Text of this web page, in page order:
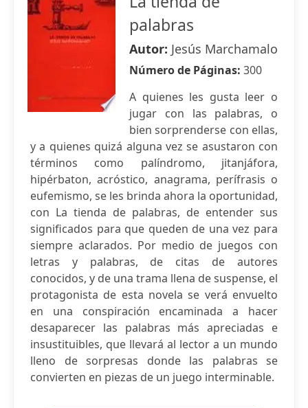
palabras
Autor: Jesús Marchamalo
Número de Páginas: 300
A quienes les gusta leer o
jugar con las palabras, o
bien sorprenderse con ellas,
y a quienes quizá alguna vez se asustaron con
términos como palíndromo, jitanjáfora,
hipérbaton, acróstico, anagrama, perífrasis o
eufemismo, se les brinda ahora la oportunidad,
con La tienda de palabras, de entender sus
significados para que queden de una vez para
siempre aclarados. Por medio de juegos con
letras y palabras, de citas de autores
conocidos, y de una trama llena de suspense, el
protagonista de esta novela se verá envuelto
en una conspiración encaminada a hacer
desaparecer las palabras más apreciadas e
insustituibles, que llevará al lector a un mundo
lleno de sorpresas donde las palabras se
convierten en piezas de un juego interminable.